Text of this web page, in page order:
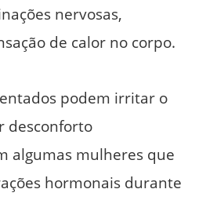
nervosas,
de calor no corpo.
podem irritar o
desconforto
algumas mulheres que
hormonais durante